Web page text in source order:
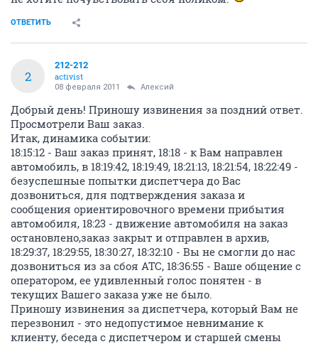
ОТВЕТИТЬ
2
212-212
activist
08 февраля 2011 Алексий
Добрый день! Приношу извинения за поздний ответ.
Просмотрели Ваш заказ.
Итак, динамика событии:
18:15:12 - Ваш заказ принят, 18:18 - к Вам направлен
автомобиль, в 18:19:42, 18:19:49, 18:21:13, 18:21:54, 18:22:49 -
безуспешные попытки диспетчера до Вас
дозвониться, для подтверждения заказа и
сообщения ориентировочного времени прибытия
автомобиля, 18:23 - движение автомобиля на заказ
остановлено,заказ закрыт и отправлен в архив,
18:29:37, 18:29:55, 18:30:27, 18:32:10 - Вы не смогли до нас
дозвониться из за сбоя АТС, 18:36:55 - Ваше общение с
оператором, ее удивленный голос понятен - в
текущих Вашего заказа уже не было.
Приношу извинения за диспетчера, который Вам не
перезвонил - это недопустимое невнимание к
клиенту, беседа с диспетчером и старшей смены